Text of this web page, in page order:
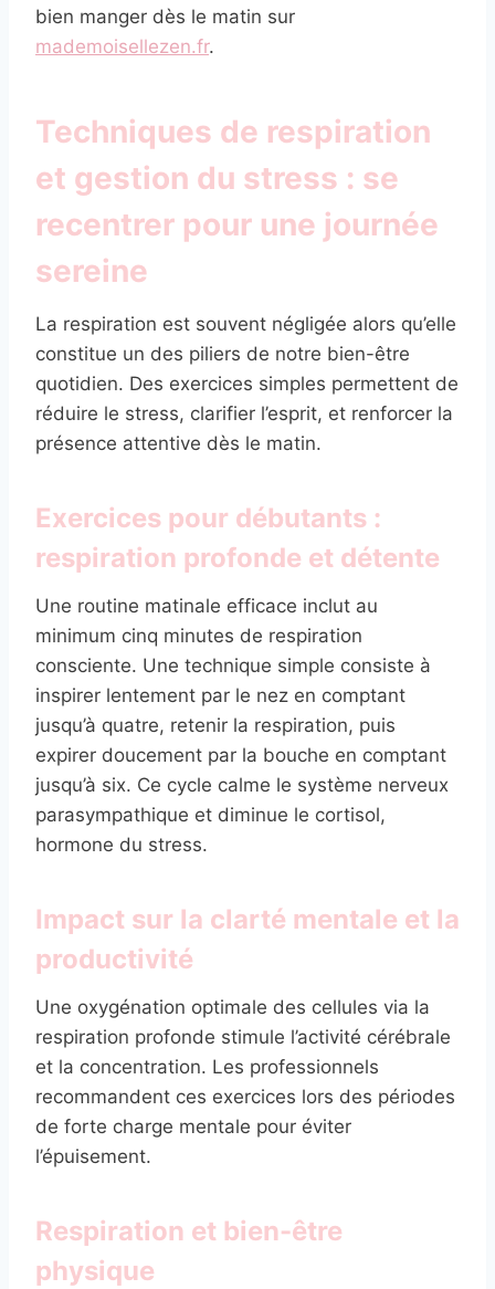
bien manger dès le matin sur
mademoisellezen.fr.
Techniques de respiration
et gestion du stress : se
recentrer pour une journée
sereine
La respiration est souvent négligée alors qu’elle
constitue un des piliers de notre bien-être
quotidien. Des exercices simples permettent de
réduire le stress, clarifier l’esprit, et renforcer la
présence attentive dès le matin.
Exercices pour débutants :
respiration profonde et détente
Une routine matinale efficace inclut au
minimum cinq minutes de respiration
consciente. Une technique simple consiste à
inspirer lentement par le nez en comptant
jusqu’à quatre, retenir la respiration, puis
expirer doucement par la bouche en comptant
jusqu’à six. Ce cycle calme le système nerveux
parasympathique et diminue le cortisol,
hormone du stress.
Impact sur la clarté mentale et la
productivité
Une oxygénation optimale des cellules via la
respiration profonde stimule l’activité cérébrale
et la concentration. Les professionnels
recommandent ces exercices lors des périodes
de forte charge mentale pour éviter
l’épuisement.
Respiration et bien-être
physique